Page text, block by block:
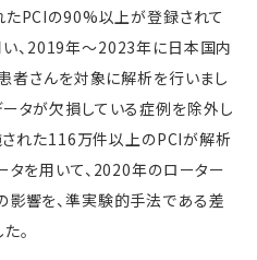
たPCIの90%以上が登録されて
、 2019年～2023年に日本国内
者さんを対象に解析を行いまし
タが欠損している症例を除外し
れた116万件以上のPCIが解析
を用いて、 2020年のローター
響を、準実験的手法である差
。